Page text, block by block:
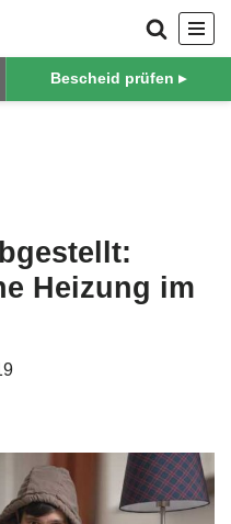
Bescheid prüfen ▸
Heizung im